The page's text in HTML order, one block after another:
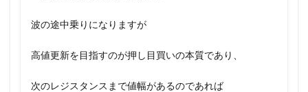
波の途中乗りになりますが
高値更新を目指すのが押し目買いの本質であり、
次のレジスタンスまで値幅があるのであれば